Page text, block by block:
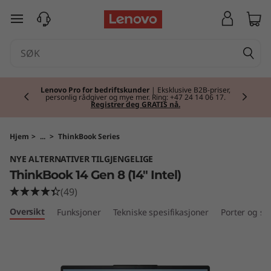
T
B
o
o
k
gå til hovedinnhold
Lenovo Pro for bedriftskunder | Eksklusive B2B-priser,
personlig rådgiver og mye mer. Ring: +47 24 14 06 17.
Registrer deg GRATIS nå.
Hjem > ... > ThinkBook Series
NYE ALTERNATIVER TILGJENGELIGE
ThinkBook 14 Gen 8 (14" Intel)
(49)
Oversikt Funksjoner Tekniske spesifikasjoner Porter og